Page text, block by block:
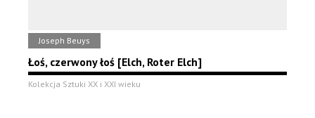
Joseph Beuys
Łoś, czerwony łoś [Elch, Roter Elch]
Kolekcja Sztuki XX i XXI wieku